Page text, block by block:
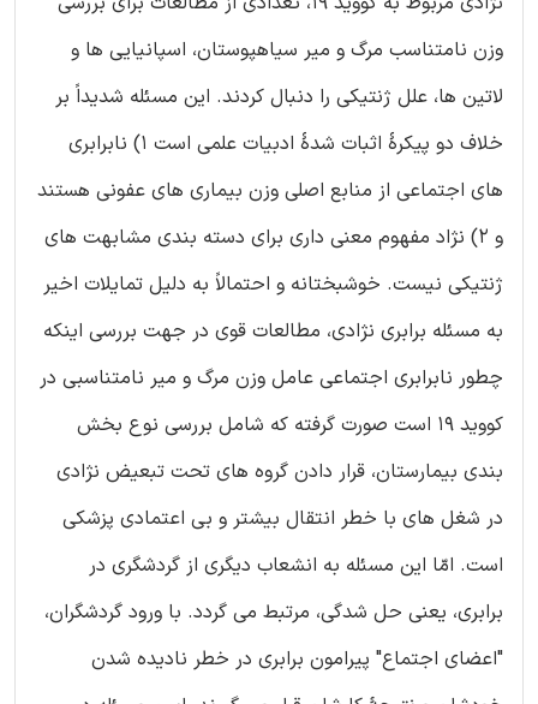
وزن نامتناسب مرگ و میر سیاهپوستان، اسپانیایی ها و
لاتین ها، علل ژنتیکی را دنبال کردند. این مسئله شدیداً بر
خلاف دو پیکرۀ اثبات شدۀ ادبیات علمی است 1) نابرابری
های اجتماعی از منابع اصلی وزن بیماری های عفونی هستند
و 2) نژاد مفهوم معنی داری برای دسته بندی مشابهت های
ژنتیکی نیست. خوشبختانه و احتمالاً به دلیل تمایلات اخیر
به مسئله برابری نژادی، مطالعات قوی در جهت بررسی اینکه
چطور نابرابری اجتماعی عامل وزن مرگ و میر نامتناسبی در
کووید 19 است صورت گرفته که شامل بررسی نوع بخش
بندی بیمارستان، قرار دادن گروه های تحت تبعیض نژادی
در شغل های با خطر انتقال بیشتر و بی اعتمادی پزشکی
است. امّا این مسئله به انشعاب دیگری از گردشگری در
برابری، یعنی حل شدگی، مرتبط می گردد. با ورود گردشگران،
"اعضای اجتماع" پیرامون برابری در خطر نادیده شدن